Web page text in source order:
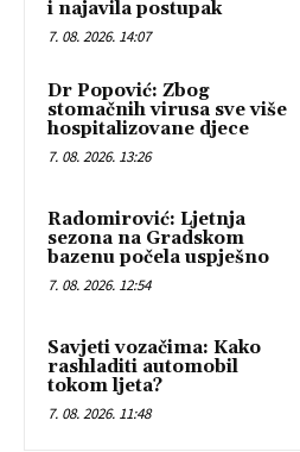
i najavila postupak
7. 08. 2026. 14:07
Dr Popović: Zbog
stomačnih virusa sve više
hospitalizovane djece
7. 08. 2026. 13:26
Radomirović: Ljetnja
sezona na Gradskom
bazenu počela uspješno
7. 08. 2026. 12:54
Savjeti vozačima: Kako
rashladiti automobil
tokom ljeta?
7. 08. 2026. 11:48